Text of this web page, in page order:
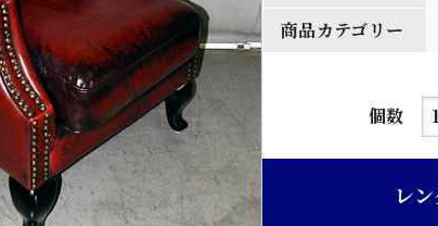
商品カテゴリー
個数
ア
レ